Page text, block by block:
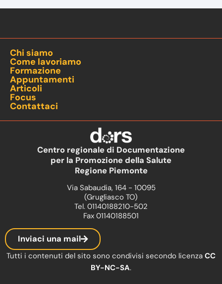
Chi siamo
Come lavoriamo
Formazione
Appuntamenti
Articoli
Focus
Contattaci
Centro regionale di Documentazione
per la Promozione della Salute
Regione Piemonte
Via Sabaudia, 164 - 10095
(Grugliasco TO)
Tel. 01140188210-502
Fax 01140188501
Inviaci una mail
Tutti i contenuti del sito sono condivisi secondo licenza CC
BY-NC-SA.